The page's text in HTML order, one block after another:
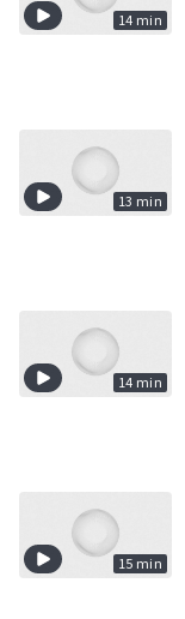
14 min
13 min
14 min
15 min